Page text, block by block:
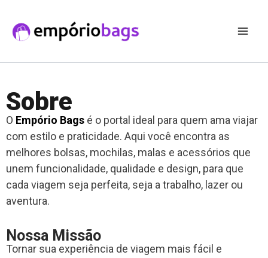
para
Sobre
O Empório Bags é o portal ideal para quem ama viajar
com estilo e praticidade. Aqui você encontra as
melhores bolsas, mochilas, malas e acessórios que
unem funcionalidade, qualidade e design, para que
cada viagem seja perfeita, seja a trabalho, lazer ou
aventura.
Nossa Missão
Tornar sua experiência de viagem mais fácil e